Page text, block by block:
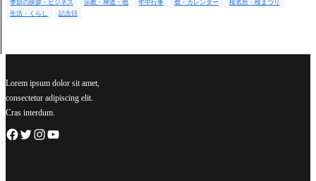
季節の挨拶・ビジネス
宗教・神道・他 年中行事 暦・カレンダー
桜名所・桜まつり
生活・くらし
記念日
Lorem ipsum dolor sit amet,
consectetur adipiscing elit.
Cras interdum.